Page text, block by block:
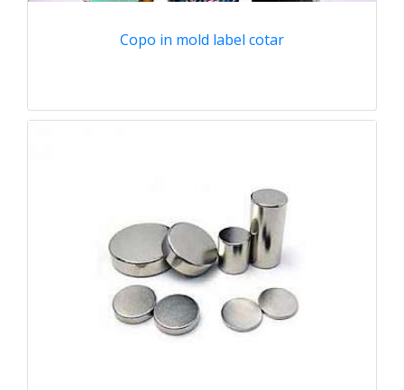
Copo in mold label cotar